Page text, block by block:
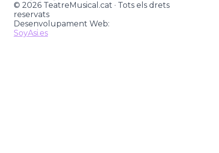
© 2026 TeatreMusical.cat · Tots els drets
reservats
Desenvolupament Web:
SoyAsi.es